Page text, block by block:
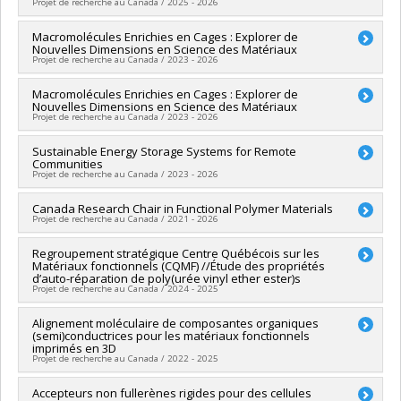
Programmes de subvention :
Chercheur principal :Audrey Laventure
Sources de financement :MITACS Inc.
Programmes de subvention :
Macromolécules Enrichies en Cages : Explorer de
Nouvelles Dimensions en Science des Matériaux
Projet de recherche au Canada / 2023 - 2026
Chercheur principal :Ali Nazemi
Co-chercheurs : Audrey Laventure
Sources de financement :
Programmes de subvention :PVXXXXXX-Programme NOVA
pour chercheur(e)s de la relève (partenariat avec FRQNT)
Macromolécules Enrichies en Cages : Explorer de
Nouvelles Dimensions en Science des Matériaux
Projet de recherche au Canada / 2023 - 2026
Chercheur principal : Ali Nazemi
Co-chercheurs :
Audrey Laventure
Sources de financement :
Programmes de subvention :PVXXXXXX-Programme NOVA
pour chercheur(e)s de la relève (partenariat avec CRSNG)
Sustainable Energy Storage Systems for Remote
Communities
Projet de recherche au Canada / 2023 - 2026
Sources de financement :SPIIE/Secrétariat des programmes
interorganismes à l’intention des établissements
Programmes de subvention :PVXXXXXX-Fonds Nouvelles
frontières en recherche - Exploration
Canada Research Chair in Functional Polymer Materials
Projet de recherche au Canada / 2021 - 2026
Chercheur principal :Audrey Laventure
Sources de financement :SPIIE/Secrétariat des programmes
interorganismes à l’intention des établissements
Programmes de subvention :PVX50399-Chaires de recherche
du Canada
Regroupement stratégique Centre Québécois sur les
Matériaux fonctionnels (CQMF) //Étude des propriétés
d’auto-réparation de poly(urée vinyl ether ester)s
Projet de recherche au Canada / 2024 - 2025
Chercheur principal : Mohamed Siaj
Co-chercheurs :Audrey Laventure
Sources de financement :FRQNT/Fonds de recherche du
Québec - Nature et technologies (FQRNT)
Programmes de subvention :PVXXXXXX-(RS) Programme de
Alignement moléculaire de composantes organiques
(semi)conductrices pour les matériaux fonctionnels
imprimés en 3D
Projet de recherche au Canada / 2022 - 2025
Sources de financement :FRQNT/Fonds de recherche du
Accepteurs non fullerènes rigides pour des cellules